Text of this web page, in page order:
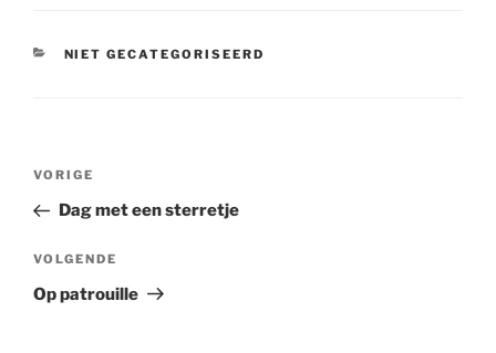
CATEGORIEËN
NIET GECATEGORISEERD
Bericht
Vorig
bericht
VORIGE
Dag met een sterretje
Volgend
bericht
VOLGENDE
Op patrouille